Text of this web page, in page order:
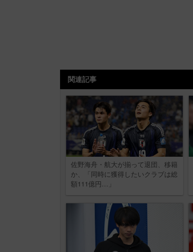
関連記事
佐野海舟・航大が揃って退団、移籍
か、「同時に獲得したいクラブは総
額111億円…」